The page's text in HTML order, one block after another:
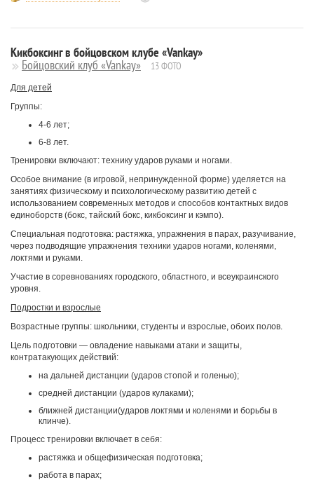
Кикбоксинг в бойцовском клубе «Vankay»
Бойцовский клуб «Vankay» 13 ФОТО
Для детей
Группы:
4-6 лет;
6-8 лет.
Тренировки включают: технику ударов руками и ногами.
Особое внимание (в игровой, непринужденной форме) уделяется на
занятиях физическому и психологическому развитию детей с
использованием современных методов и способов контактных видов
единоборств (бокс, тайский бокс, кикбоксинг и кэмпо).
Специальная подготовка: растяжка, упражнения в парах, разучивание,
через подводящие упражнения техники ударов ногами, коленями,
локтями и руками.
Участие в соревнованиях городского, областного, и всеукраинского
уровня.
Подростки и взрослые
Возрастные группы: школьники, студенты и взрослые, обоих полов.
Цель подготовки — овладение навыками атаки и защиты,
контратакующих действий:
на дальней дистанции (ударов стопой и голенью);
средней дистанции (ударов кулаками);
ближней дистанции(ударов локтями и коленями и борьбы в
клинче).
Процесс тренировки включает в себя:
растяжка и общефизическая подготовка;
работа в парах;